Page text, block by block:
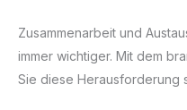
Zusammenarbeit und
immer wichtiger. Mit dem
Sie diese Herausforderung